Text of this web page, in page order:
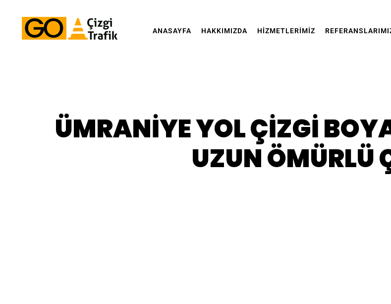
ANASAYFA HAKKIMIZDA HİZMETLERİMİZ
ÜMRANIYE YOL ÇIZGI
UZUN ÖMÜRLÜ